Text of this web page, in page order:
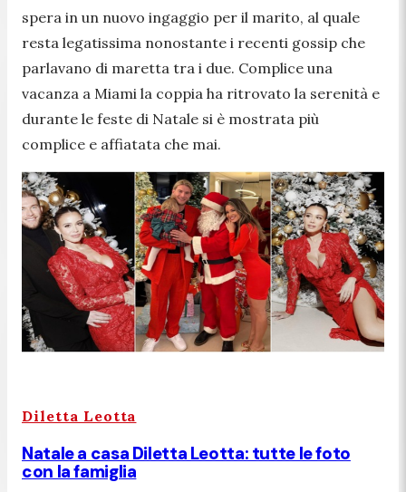
spera in un nuovo ingaggio per il marito, al quale
resta legatissima nonostante i recenti gossip che
parlavano di maretta tra i due. Complice una
vacanza a Miami la coppia ha ritrovato la serenità e
durante le feste di Natale si è mostrata più
complice e affiatata che mai.
Diletta Leotta
Natale a casa Diletta Leotta: tutte le foto
con la famiglia